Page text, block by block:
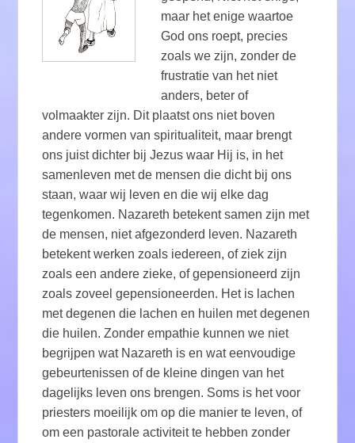
maar het enige waartoe
God ons roept, precies
zoals we zijn, zonder de
frustratie van het niet
anders, beter of
volmaakter zijn. Dit plaatst ons niet boven
andere vormen van spiritualiteit, maar brengt
ons juist dichter bij Jezus waar Hij is, in het
samenleven met de mensen die dicht bij ons
staan, waar wij leven en die wij elke dag
tegenkomen. Nazareth betekent samen zijn met
de mensen, niet afgezonderd leven. Nazareth
betekent werken zoals iedereen, of ziek zijn
zoals een andere zieke, of gepensioneerd zijn
zoals zoveel gepensioneerden. Het is lachen
met degenen die lachen en huilen met degenen
die huilen. Zonder empathie kunnen we niet
begrijpen wat Nazareth is en wat eenvoudige
gebeurtenissen of de kleine dingen van het
dagelijks leven ons brengen. Soms is het voor
priesters moeilijk om op die manier te leven, of
om een ​​pastorale activiteit te hebben zonder